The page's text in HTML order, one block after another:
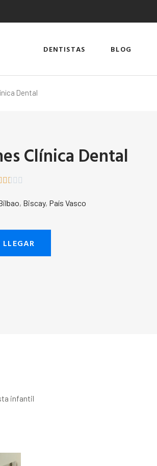
DENTISTAS BLOG
Dental
Clínica Dental
   
, Biscay, País Vasco
infantil